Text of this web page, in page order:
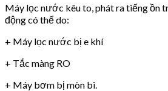
Máy lọc nước kêu to, phát ra tiếng ồn
động có thể do:
+ Máy lọc nước bị e khí
+ Tắc màng RO
+ Máy bơm bị mòn bi.